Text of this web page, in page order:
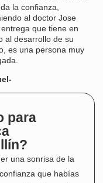
para
una sonrisa de la
que habías
la confianza,
al doctor Jose
que tiene en
al desarrollo de su
es una persona muy